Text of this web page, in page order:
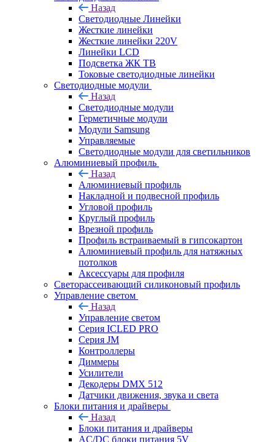
Назад
Светодиодные Линейки
Жесткие линейки
Жесткие линейки 220V
Линейки LCD
Подсветка ЖК ТВ
Токовые светодиодные линейки
Светодиодные модули
Назад
Светодиодные модули
Герметичные модули
Модули Samsung
Управляемые
Светодиодные модули для светильников
Алюминиевый профиль
Назад
Алюминиевый профиль
Накладной и подвесной профиль
Угловой профиль
Круглый профиль
Врезной профиль
Профиль встраиваемый в гипсокартон
Алюминиевый профиль для натяжных
потолков
Аксессуары для профиля
Светорассеивающий силиконовый профиль
Управление светом
Назад
Управление светом
Серия ICLED PRO
Серия JM
Контроллеры
Диммеры
Усилители
Декодеры DMX 512
Датчики движения, звука и света
Блоки питания и драйверы
Назад
Блоки питания и драйверы
AC/DC блоки питания 5V